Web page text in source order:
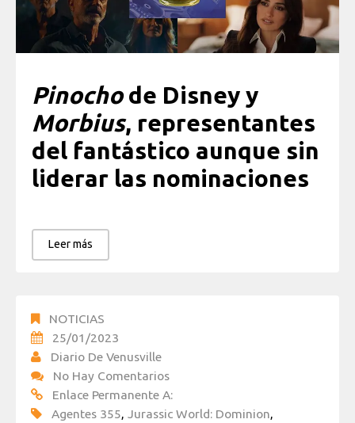
Pinochode Disney y
Morbius, representantes
del fantástico aunque sin
liderar las nominaciones
Leer más
NOTICIAS
25/01/2023
Diario De Venusville
No Hay Comentarios
Enlace Permanente A:
Agentes 355, Jurassic World: Dominion,